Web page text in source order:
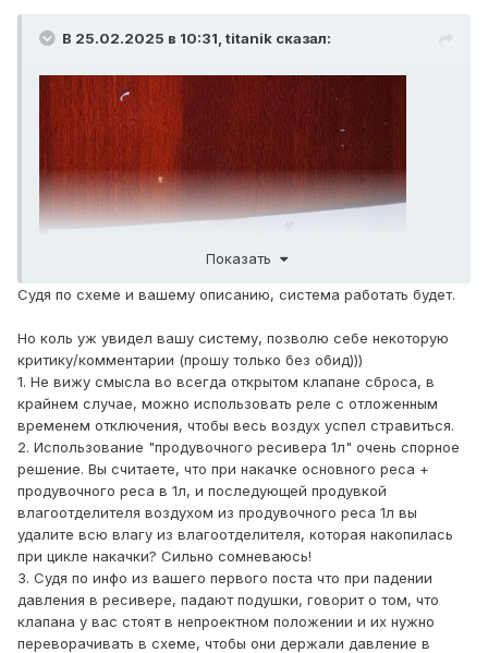
В 25.02.2025 в 10:31, titanik сказал:
Показать
Судя по схеме и вашему описанию, система работать будет.
Но коль уж увидел вашу систему, позволю себе некоторую
критику/комментарии (прошу только без обид)))
1. Не вижу смысла во всегда открытом клапане сброса, в
крайнем случае, можно использовать реле с отложенным
временем отключения, чтобы весь воздух успел стравиться.
2. Использование "продувочного ресивера 1л" очень спорное
решение. Вы считаете, что при накачке основного реса +
продувочного реса в 1л, и последующей продувкой
влагоотделителя воздухом из продувочного реса 1л вы
удалите всю влагу из влагоотделителя, которая накопилась
при цикле накачки? Сильно сомневаюсь!
3. Судя по инфо из вашего первого поста что при падении
давления в ресивере, падают подушки, говорит о том, что
клапана у вас стоят в непроектном положении и их нужно
переворачивать в схеме, чтобы они держали давление в